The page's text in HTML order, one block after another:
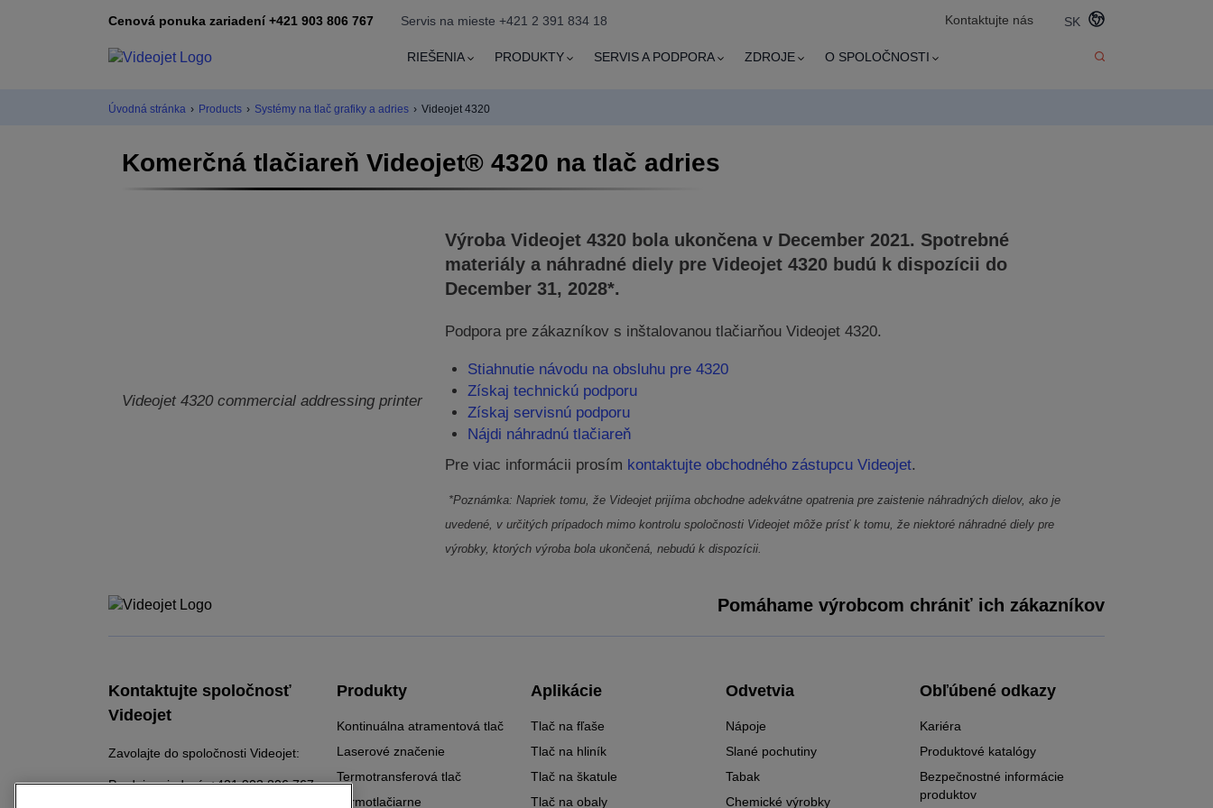
Cenová ponuka zariadení +421 903 806 767 Servis na mieste +421 2 391 834 18 Kontaktujte nás SK
RIEŠENIA PRODUKTY SERVIS A PODPORA ZDROJE O SPOLOČNOSTI
Úvodná stránka › Products › Systémy na tlač grafiky a adries › Videojet 4320
Komerčná tlačiareň Videojet® 4320 na tlač adries
Videojet 4320 commercial addressing printer
Výroba Videojet 4320bola ukončena v December 2021. Spotrebné
materiály a náhradné diely pre Videojet 4320budú k dispozícii do
December 31, 2028*.
Podpora pre zákazníkov s inštalovanou tlačiarňou Videojet 4320.
Stiahnutie návodu na obsluhu pre 4320
Získaj technickú podporu
Získaj servisnú podporu
Nájdi náhradnú tlačiareň
Pre viac informácii prosím kontaktujte obchodného zástupcu Videojet.
*Poznámka: Napriek tomu, že Videojet prijíma obchodne adekvátne opatrenia pre zaistenie náhradných dielov, ako je
uvedené, v určitých prípadoch mimo kontrolu spoločnosti Videojet môže prísť k tomu, že niektoré náhradné diely pre
výrobky, ktorých výroba bola ukončená, nebudú k dispozícii.
Pomáhame výrobcom chrániť ich zákazníkov
Kontaktujte spoločnosť
Videojet
Zavolajte do spoločnosti Videojet:
Predaj zariadení:+421 903 806 767
Produkty
Kontinuálna atramentová tlač
Laserové značenie
Termotransferová tlač
Termotlačiarne
Aplikácie
Tlač na fľaše
Tlač na hliník
Tlač na škatule
Tlač na obaly
Odvetvia
Nápoje
Slané pochutiny
Tabak
Chemické výrobky
Obľúbené odkazy
Kariéra
Produktové katalógy
Bezpečnostné informácie
produktov